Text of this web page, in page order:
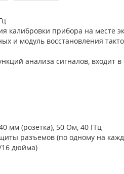
прибора на месте
и модуль восстановления
анализа сигналов, входит
мм (розетка), 50 Ом, 40 ГГц
разъемов (по одному на
дюйма)